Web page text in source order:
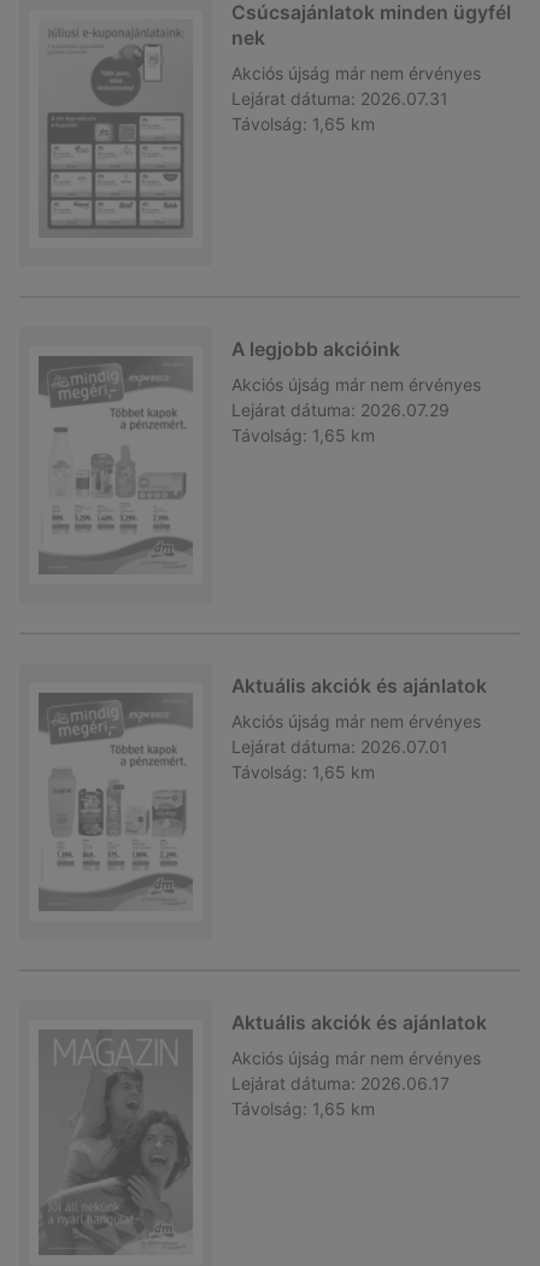
Csúcsajánlatok minden ügyfél
nek
Akciós újság már nem érvényes
Lejárat dátuma: 2026.07.31
Távolság: 1,65 km
A legjobb akcióink
Akciós újság már nem érvényes
Lejárat dátuma: 2026.07.29
Távolság: 1,65 km
Aktuális akciók és ajánlatok
Akciós újság már nem érvényes
Lejárat dátuma: 2026.07.01
Távolság: 1,65 km
Aktuális akciók és ajánlatok
Akciós újság már nem érvényes
Lejárat dátuma: 2026.06.17
Távolság: 1,65 km